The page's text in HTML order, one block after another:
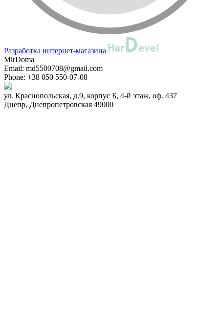
Разработка интернет-магазина
MirDoma
Email: md5500708@gmail.com
Phone: +38 050 550-07-08
ул. Краснопольская, д.9, корпус Б, 4-й этаж, оф. 437
Днепр, Днепропетровская 49000